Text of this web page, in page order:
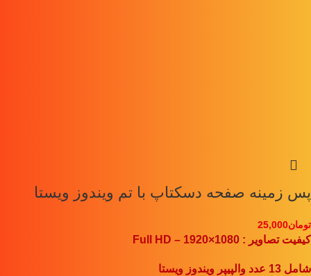
پس زمینه صفحه دسکتاپ با تم ویندوز ویستا
تومان25,000
کیفیت تصاویر : Full HD – 1920×1080
شامل 13 عدد والپیپر ویندوز ویستا